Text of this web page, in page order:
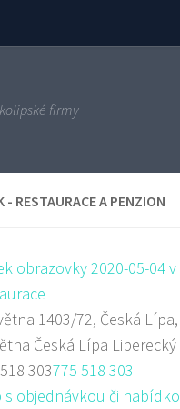
firmy
- RESTAURACE A PENZION
1403/72, Česká
Česká Lípa
303775 518 303
s objednávkou či